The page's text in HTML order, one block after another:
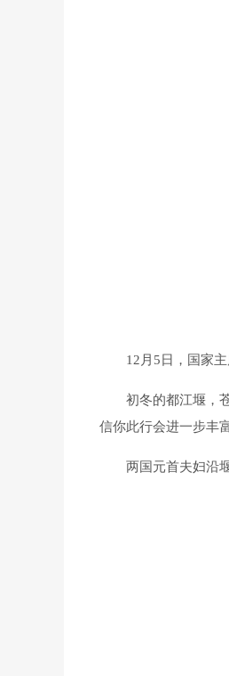
12月5日，国家
初冬的都江堰，
信你此行会进一步丰
两国元首夫妇沿